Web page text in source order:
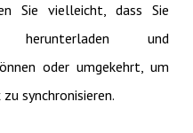
Sie vielleicht, dass Sie
und
oder umgekehrt, um
synchronisieren.